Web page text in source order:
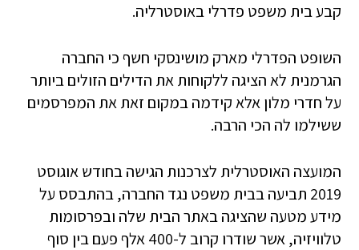
קבע בית משפט פדרלי באוסטרליה.
השופט הפדרלי מארק מושינסקי חשף כי החברה
הגרמנית לא הציגה ללקוחות את הדילים הזולים ביותר
על חדרי מלון אלא קידמה במקום זאת את המפרסמים
ששילמו לה הכי הרבה.
המועצה האוסטרלית לצרכנות הגישה בחודש אוגוסט
2019 תביעה בבית משפט נגד החברה, בהתבסס על
מידע מטעה שהציגה באתר הבית שלה ובפרסומות
טלוויזיה, אשר שודרו קרוב ל-400 אלף פעם בין סוף